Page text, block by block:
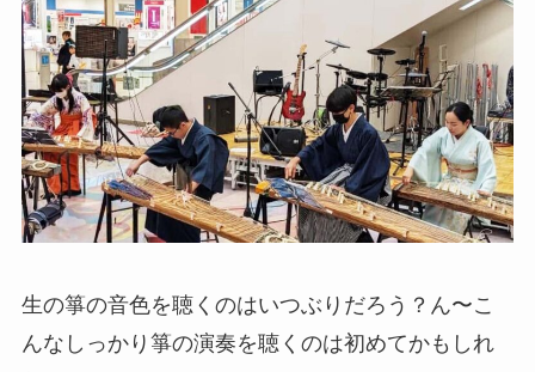
生の箏の音色を聴くのはいつぶりだろう？ん〜こ
んなしっかり箏の演奏を聴くのは初めてかもしれ